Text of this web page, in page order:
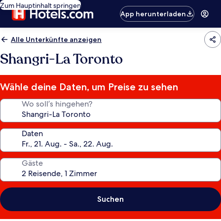
Zum Hauptinhalt springen
App herunterladen
Alle Unterkünfte anzeigen
Shangri-La Toronto
Wähle deine Daten, um Preise zu sehen
Wo soll’s hingehen?
Daten
Gäste
Suchen